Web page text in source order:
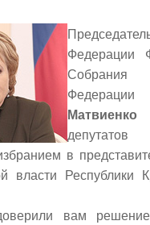
Федерации
Собрания
в
власти Республики
вам